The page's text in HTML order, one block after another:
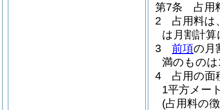
第7条
占用
2
占用料は
は月割計
3
前項の月
満のもの
4
占用の面
1平方メー
(占用料の